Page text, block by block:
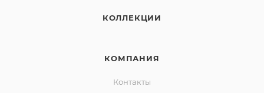
КОЛЛЕКЦИИ
КОМПАНИЯ
Контакты